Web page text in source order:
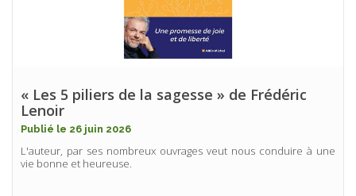
« Les 5 piliers de la sagesse » de Frédéric
Lenoir
Publié le 26 juin 2026
L'auteur, par ses nombreux ouvrages veut nous conduire à une
vie bonne et heureuse.